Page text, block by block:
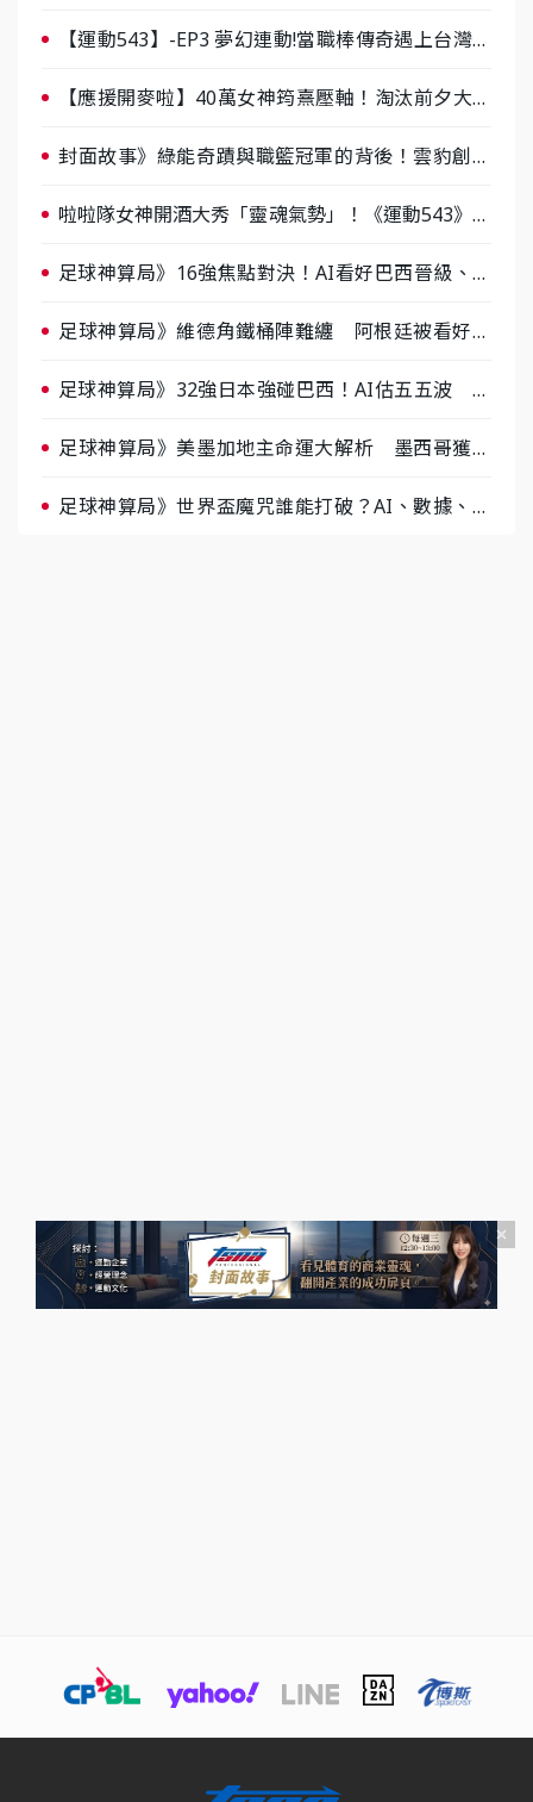
【運動543】-EP3 夢幻連動!當職棒傳奇遇上台灣女
【應援開麥啦】40萬女神筠熹壓軸！淘汰前夕大混
封面故事》綠能奇蹟與職籃冠軍的背後！雲豹創辦
啦啦隊女神開酒大秀「靈魂氣勢」！《運動543》微
足球神算局》16強焦點對決！AI看好巴西晉級、數
足球神算局》維德角鐵桶陣難纏 阿根廷被看好下
足球神算局》32強日本強碰巴西！AI估五五波 牛
足球神算局》美墨加地主命運大解析 墨西哥獲數
足球神算局》世界盃魔咒誰能打破？AI、數據、塔